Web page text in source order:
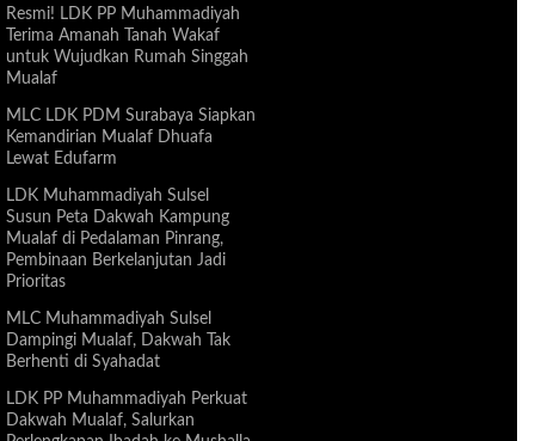
Resmi! LDK PP Muhammadiyah
Terima Amanah Tanah Wakaf
untuk Wujudkan Rumah Singgah
Mualaf
MLC LDK PDM Surabaya Siapkan
Kemandirian Mualaf Dhuafa
Lewat Edufarm
LDK Muhammadiyah Sulsel
Susun Peta Dakwah Kampung
Mualaf di Pedalaman Pinrang,
Pembinaan Berkelanjutan Jadi
Prioritas
MLC Muhammadiyah Sulsel
Dampingi Mualaf, Dakwah Tak
Berhenti di Syahadat
LDK PP Muhammadiyah Perkuat
Dakwah Mualaf, Salurkan